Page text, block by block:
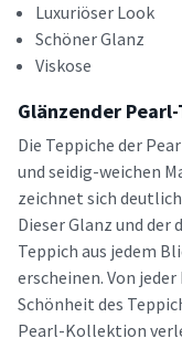
Luxuriöser Look
Schöner Glanz
Viskose
Glänzender
Die Teppiche der
und seidig-weichen
zeichnet sich
Dieser Glanz und der
Teppich aus jedem
erscheinen. Von jeder
Schönheit des
Pearl-Kollektion